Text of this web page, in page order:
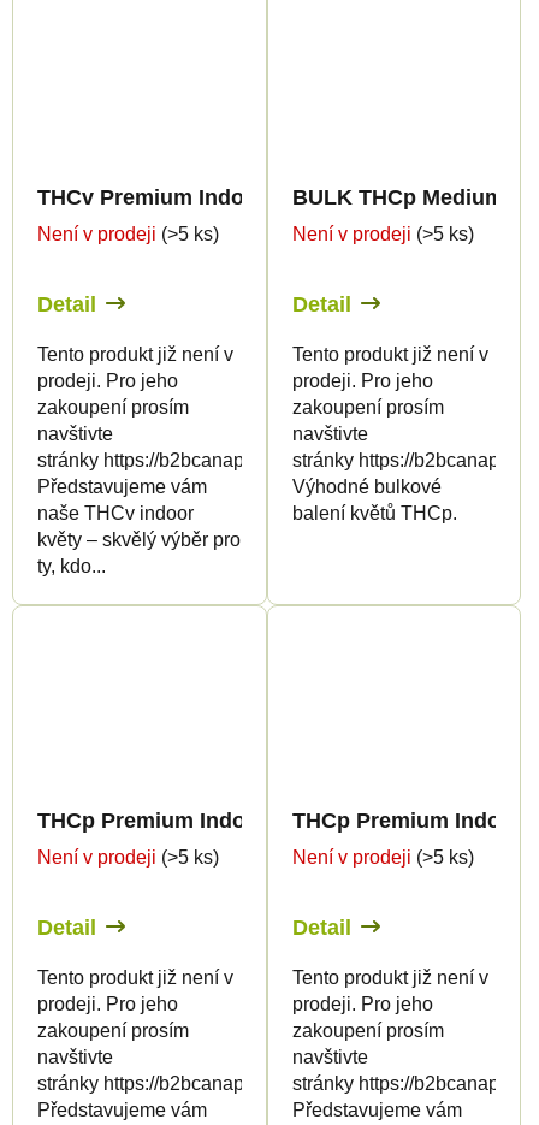
THCv Premium Indoor Edition 15%
Není v prodeji (>5 ks)
Detail
Tento produkt již není v
prodeji. Pro jeho
zakoupení prosím
navštivte
stránky https://b2bcanapuff.com/
Představujeme vám
naše THCv indoor
květy – skvělý výběr pro
ty, kdo...
BULK THCp Medium
Není v prodeji (>5 ks)
Detail
Tento produkt již není v
prodeji. Pro jeho
zakoupení prosím
navštivte
stránky https://
Výhodné bulkové
balení květů THCp.
THCp Premium Indoor Edition 12%
Není v prodeji (>5 ks)
Detail
Tento produkt již není v
prodeji. Pro jeho
zakoupení prosím
navštivte
stránky https://b2bcanapuff.com/
Představujeme vám
THCp Premium Indoor
Není v prodeji (>5 ks)
Detail
Tento produkt již není v
prodeji. Pro jeho
zakoupení prosím
navštivte
stránky https://
Představujeme vám